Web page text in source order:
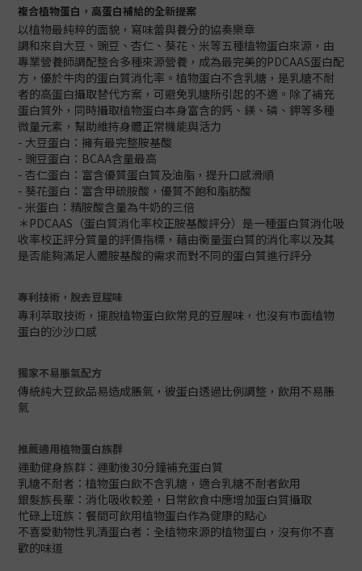
複合植物蛋白，高蛋白補給的全新提案
以植物最純粹的面貌，寫味蕾與養分的協奏樂章
調和來自大豆、豌豆、杏仁、葵花、米等五種植物蛋白來源，由
專業營養師調配整合多種來源營養，成為最完美的PDCAAS蛋白配
方，優於牛肉的蛋白質消化率。植物蛋白不含乳糖，是乳糖不耐
者的高蛋白攝取替代方案，可避免乳糖所引起的不適。除了補充
蛋白質外，同時攝取植物蛋白本身富含的鈣、鎂、磷、鉀等多種
微量元素，幫助維持身體正常機能與活力
- 大豆蛋白：擁有最完整胺基酸
- 豌豆蛋白：BCAA含量最高
- 杏仁蛋白：富含優質蛋白質及油脂，提升口感滑順
- 葵花蛋白：富含甲硫胺酸，優質不飽和脂肪酸
- 米蛋白：精胺酸含量為牛奶的三倍
＊PDCAAS（蛋白質消化率校正胺基酸評分）是一種蛋白質消化吸
收率校正評分質量的評價指標，藉由衡量蛋白質的消化率以及其
是否能夠滿足人體胺基酸的需求而對不同的蛋白質進行評分
專利技術，脫去豆腥味
專利萃取技術，擺脫植物蛋白飲常見的豆腥味，也沒有市面植物
蛋白的沙沙口感
獨家不易脹氣配方
傳統純大豆飲品易造成脹氣，彼蛋白透過比例調整，飲用不易脹
氣
推薦適用植物蛋白族群
運動健身族群：運動後30分鐘補充蛋白質
乳糖不耐者：植物蛋白飲不含乳糖，適合乳糖不耐者飲用
銀髮族長輩：消化吸收較差，日常飲食中應增加蛋白質攝取
忙碌上班族：餐間可飲用植物蛋白作為健康的點心
不喜愛動物性乳清蛋白者：全植物來源的植物蛋白，沒有你不喜
歡的味道